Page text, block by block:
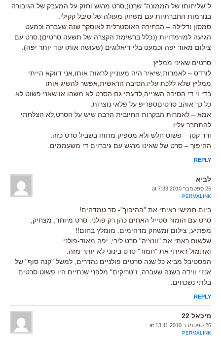
ל"שליחותו של הממונה" שךנו),סרט מרגש וחזק על המעבק של הגיבורה
בנורמות החברתיות עם משחק מעולה של סיבל קקילי.
סמסון ודלילה – הבחירה האוסטרלית לאוסקר שנה שעברה וכמעט
הגיעה למוימדויות (נכלל ברשימת הקצרה של תשעה סרטים).סרט עם
צילום מאוד יפה וכמעט בלי דיאלוגים (שעושה אותו עוד יותר יפה).
סרטים שאיני ממליץ:
לורדס – לאמרות,שיאיר היה מעוניין לראות אותו,אני דווקא הייתי
ממליץ שלא ללכת עליו.הסיבה הראשית,אפשר להשיג אותו
בדי.וי.די.הסיבה השנייה,לדעתי גם הסרט לא משהו או שאני פשוט לא
כל כך אוהב סרטיםספריפ על פלאי נוצרות.
אמא – לאמרות הבקרות החיובית הרבה שיש על הסרט,לא הצלחתי
להתחבר עליו.
ורד קטן – פשוט חלש ולא מספיק מתוח בשביל סרט כזה.
ההיפוך – סרט של שאינו מרגש עם גיברוים די משעממים.
REPLY
לביא
26 ספטמבר 2010 at 7:33
PERMALINK
ביום חמישי ראיתי את "ההיפוך"- סר טמדהים!
סרט עם הומור סטייל האחים כהן רק פולני. סרט מיוחד, מצחיק,
מפתיע, צילום ומשחק מדהימים. מומלץ בחום!!
שלשום ראתי את "וונציה" סרט לירי, יפה מאוד-פולני.
ואתמול ראיתי את "חמור" סרט בינוני לא יותר מזה.
הפסטיבל מביא כל שנה סרטים פולניים נהדרים, למשל "קנה סוף" של
אנז'י ווידה בשנה שעברה, ו"טריקים" מלפני שנתיים היו פשוט סרטים
בלתי נשכחים.
REPLY
מיכאל 22
26 ספטמבר 2010 at 13:11
PERMALINK